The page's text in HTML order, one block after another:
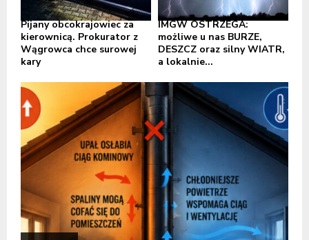
Pijany obcokrajowiec za
kierownicą. Prokurator z
Wągrowca chce surowej
kary
IMGW OSTRZEGA:
możliwe u nas BURZE,
DESZCZ oraz silny WIATR,
a lokalnie...